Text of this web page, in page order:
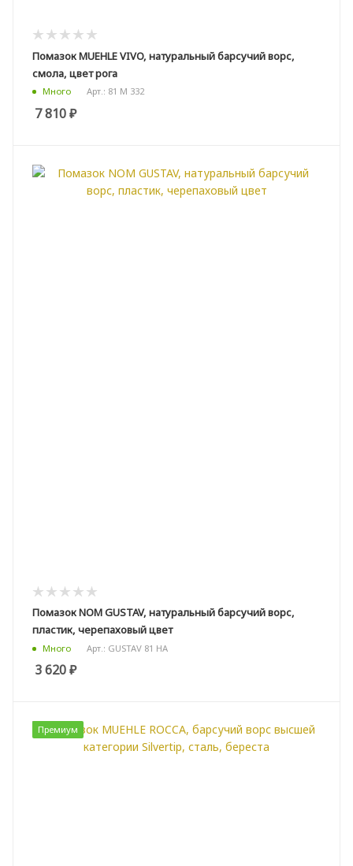
Помазок MUEHLE VIVO, натуральный барсучий ворс,
смола, цвет рога
Много Арт.: 81 M 332
7 810₽
Помазок NOM GUSTAV, натуральный барсучий ворс,
пластик, черепаховый цвет
Много Арт.: GUSTAV 81 HA
3 620₽
Премиум